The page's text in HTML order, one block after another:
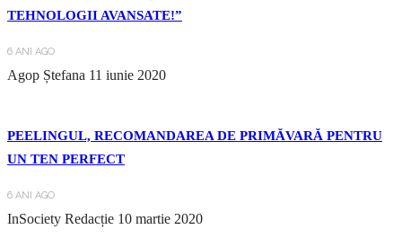
TEHNOLOGII AVANSATE!”
6 ANI AGO
Agop Ștefana 11 iunie 2020
PEELINGUL, RECOMANDAREA DE PRIMĂVARĂ PENTRU
UN TEN PERFECT
6 ANI AGO
InSociety Redacție 10 martie 2020